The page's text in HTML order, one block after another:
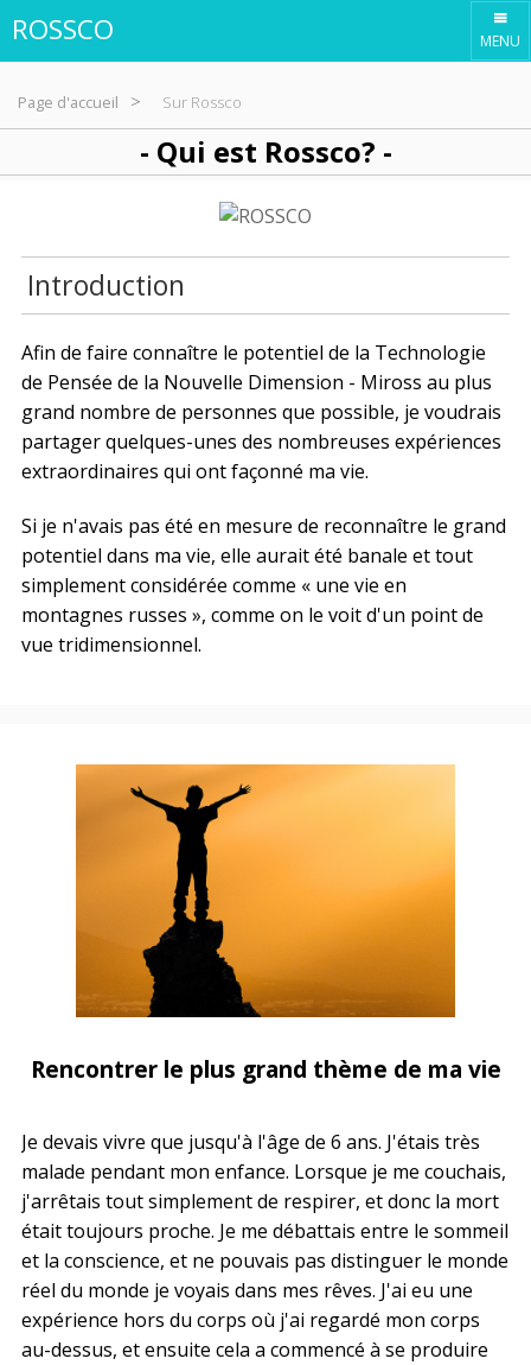
ROSSCO
Page d'accueil Sur Rossco
- Qui est Rossco? -
Introduction
Afin de faire connaître le potentiel de la Technologie
de Pensée de la Nouvelle Dimension - Miross au plus
grand nombre de personnes que possible, je voudrais
partager quelques-unes des nombreuses expériences
extraordinaires qui ont façonné ma vie.
Si je n'avais pas été en mesure de reconnaître le grand
potentiel dans ma vie, elle aurait été banale et tout
simplement considérée comme « une vie en
montagnes russes », comme on le voit d'un point de
vue tridimensionnel.
Rencontrer le plus grand thème de ma vie
Je devais vivre que jusqu'à l'âge de 6 ans. J'étais très
malade pendant mon enfance. Lorsque je me couchais,
j'arrêtais tout simplement de respirer, et donc la mort
était toujours proche. Je me débattais entre le sommeil
et la conscience, et ne pouvais pas distinguer le monde
réel du monde je voyais dans mes rêves. J'ai eu une
expérience hors du corps où j'ai regardé mon corps
au-dessus, et ensuite cela a commencé à se produire